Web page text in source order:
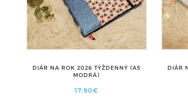
DIÁR NA ROK 2026 TÝŽDENNÝ (A5
MODRÁ)
17,90€
DIÁR